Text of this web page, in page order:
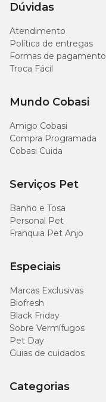
Dúvidas
Atendimento
Política de entregas
Formas de pagamento
Troca Fácil
Mundo Cobasi
Amigo Cobasi
Compra Programada
Cobasi Cuida
Serviços Pet
Banho e Tosa
Personal Pet
Franquia Pet Anjo
Especiais
Marcas Exclusivas
Biofresh
Black Friday
Sobre Vermífugos
Pet Day
Guias de cuidados
Categorias